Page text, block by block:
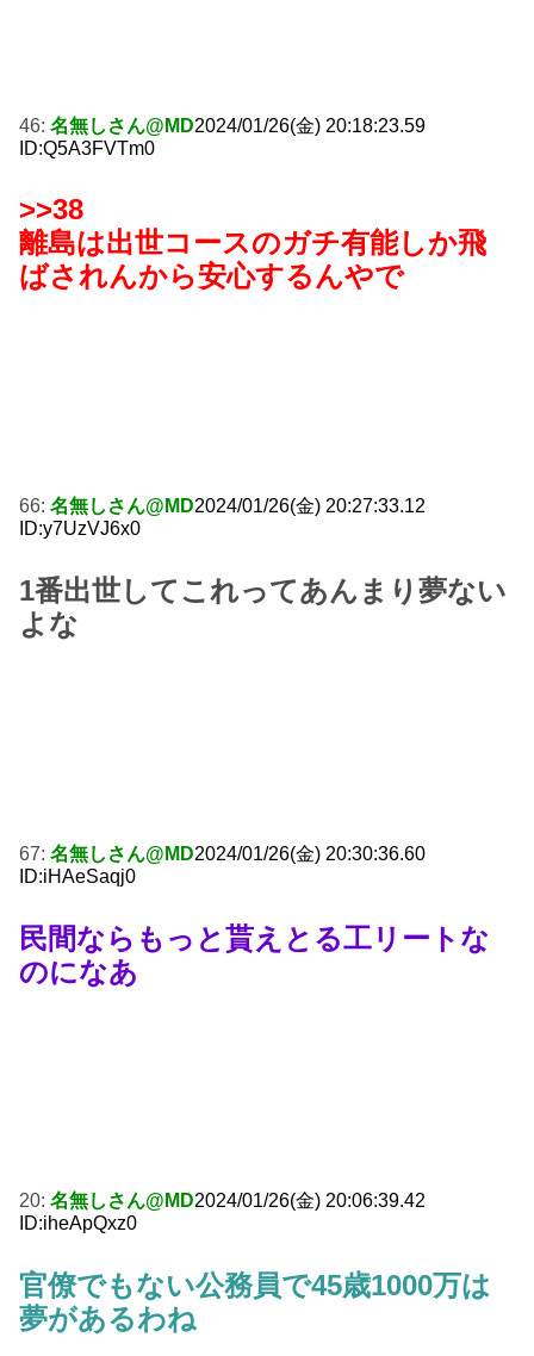
46: 名無しさん@MD2024/01/26(金) 20:18:23.59
ID:Q5A3FVTm0
>>38
離島は出世コースのガチ有能しか飛
ばされんから安心するんやで
66: 名無しさん@MD2024/01/26(金) 20:27:33.12
ID:y7UzVJ6x0
1番出世してこれってあんまり夢ない
よな
67: 名無しさん@MD2024/01/26(金) 20:30:36.60
ID:iHAeSaqj0
民間ならもっと貰えとる工リートな
のになあ
20: 名無しさん@MD2024/01/26(金) 20:06:39.42
ID:iheApQxz0
官僚でもない公務員で45歳1000万は
夢があるわね